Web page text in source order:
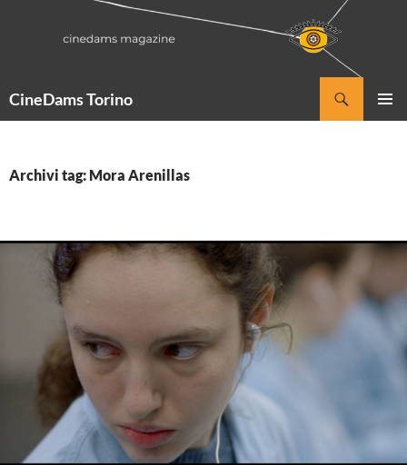
CineDams Torino
Archivi tag: Mora Arenillas